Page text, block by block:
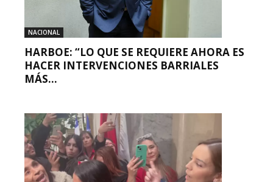
NACIONAL
HARBOE: “LO QUE SE REQUIERE AHORA ES
HACER INTERVENCIONES BARRIALES
MÁS...